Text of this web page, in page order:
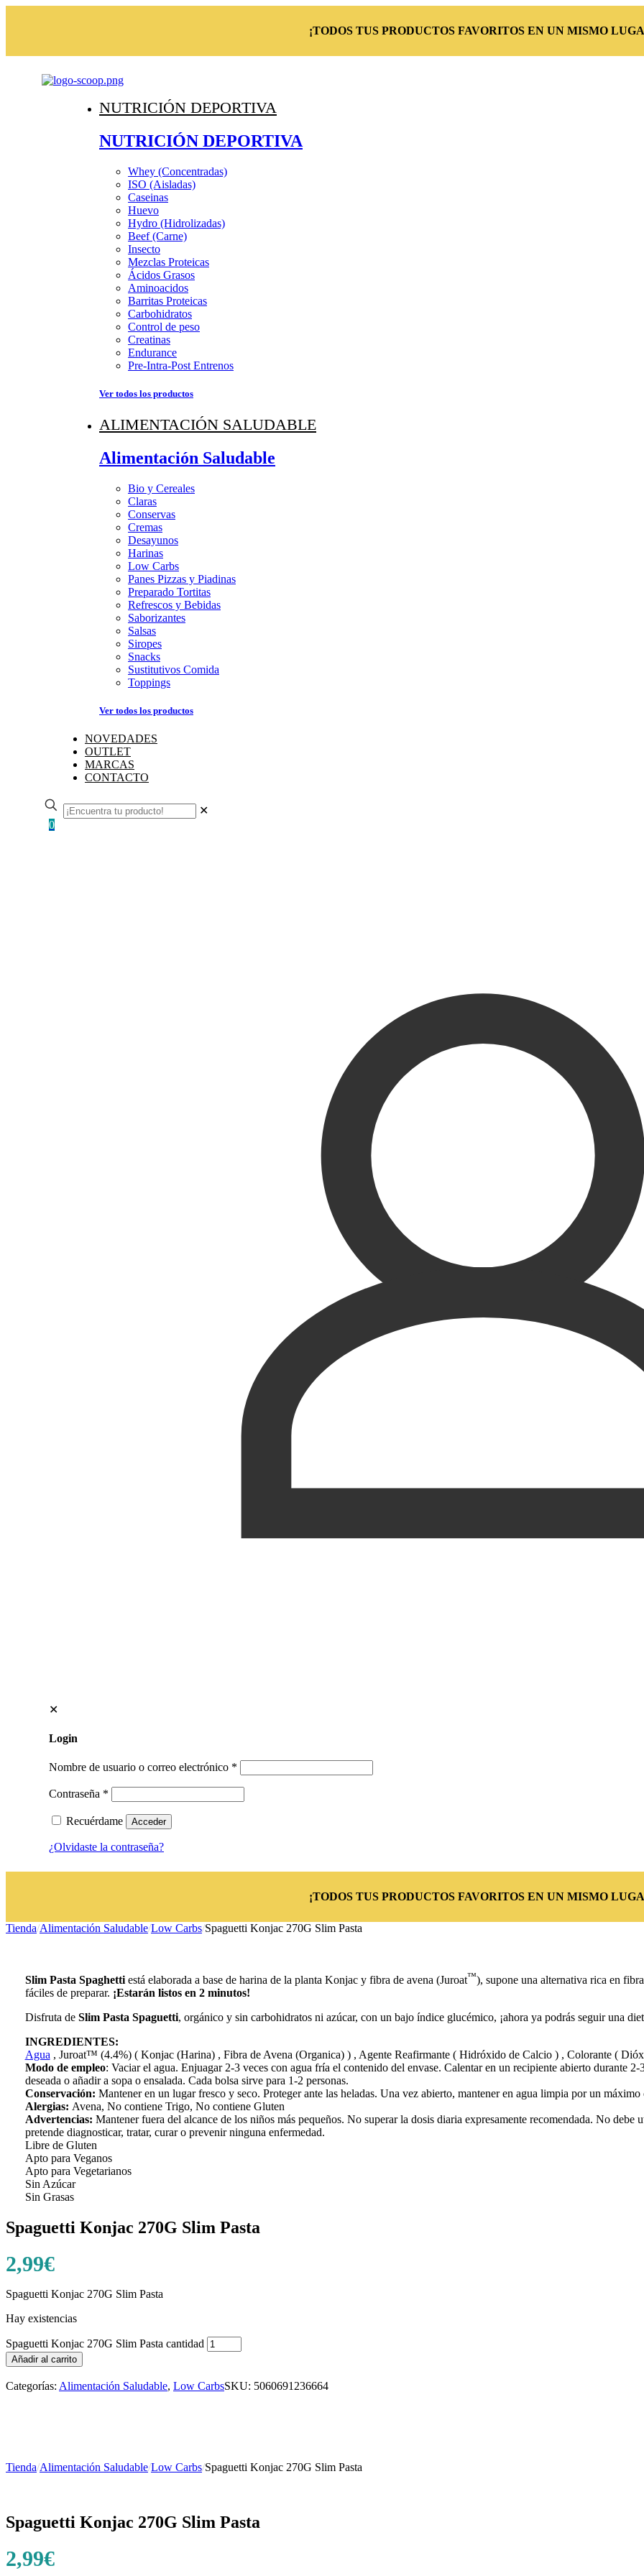
¡TODOS TUS PRODUCTOS FAVORITOS EN UN MISMO
NUTRICIÓN DEPORTIVA
NUTRICIÓN DEPORTIVA
Whey (Concentradas)
ISO (Aisladas)
Caseinas
Huevo
Hydro (Hidrolizadas)
Beef (Carne)
Insecto
Mezclas Proteicas
Ácidos Grasos
Aminoacidos
Barritas Proteicas
Carbohidratos
Control de peso
Creatinas
Endurance
Pre-Intra-Post Entrenos
Ver todos los productos
ALIMENTACIÓN SALUDABLE
Alimentación Saludable
Bio y Cereales
Claras
Conservas
Cremas
Desayunos
Harinas
Low Carbs
Panes Pizzas y Piadinas
Preparado Tortitas
Refrescos y Bebidas
Saborizantes
Salsas
Siropes
Snacks
Sustitutivos Comida
Toppings
Ver todos los productos
NOVEDADES
OUTLET
MARCAS
CONTACTO
✕
0
✕
Login
Nombre de usuario o correo electrónico *
Contraseña *
Recuérdame Acceder
¿Olvidaste la contraseña?
¡TODOS TUS PRODUCTOS FAVORITOS EN UN MISMO
Tienda/Alimentación Saludable/Low Carbs/Spaguetti Konjac 270G Slim Pasta
Slim Pasta Spaghettiestá elaborada a base de harina de la planta Konjac y fibra de avena (Juroat™), supone una alternativa rica en
fáciles de preparar. ¡Estarán listos en 2 minutos!
Disfruta de Slim Pasta Spaguetti, orgánico y sin carbohidratos ni azúcar, con un bajo índice glucémico, ¡ahora ya podrás seguir una
INGREDIENTES:
Agua , Juroat™ (4.4%) ( Konjac (Harina) , Fibra de Avena (Organica) ) , Agente Reafirmante ( Hidróxido de Calcio ) , Colorante (
Modo de empleo: Vaciar el agua. Enjuagar 2-3 veces con agua fría el contenido del envase. Calentar en un recipiente abierto durante
deseada o añadir a sopa o ensalada. Cada bolsa sirve para 1-2 personas.
Conservación: Mantener en un lugar fresco y seco. Proteger ante las heladas. Una vez abierto, mantener en agua limpia por un máximo
Alergias: Avena, No contiene Trigo, No contiene Gluten
Advertencias: Mantener fuera del alcance de los niños más pequeños. No superar la dosis diaria expresamente recomendada. No
pretende diagnosticar, tratar, curar o prevenir ninguna enfermedad.
Libre de Gluten
Apto para Veganos
Apto para Vegetarianos
Sin Azúcar
Sin Grasas
Spaguetti Konjac 270G Slim Pasta
2,99€
Spaguetti Konjac 270G Slim Pasta
Hay existencias
Spaguetti Konjac 270G Slim Pasta cantidad
Añadir al carrito
Categorías: Alimentación Saludable, Low CarbsSKU: 5060691236664
Tienda/Alimentación Saludable/Low Carbs/Spaguetti Konjac 270G Slim Pasta
Spaguetti Konjac 270G Slim Pasta
2,99€